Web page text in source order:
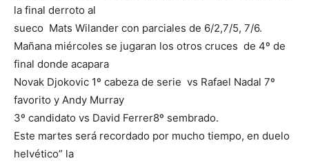
la final derroto al
sueco Mats Wilander con parciales de 6/2,7/5, 7/6.
Mañana miércoles se jugaran los otros cruces de 4º de
final donde acapara
Novak Djokovic 1º cabeza de serie vs Rafael Nadal 7º
favorito y Andy Murray
3º candidato vs David Ferrer8º sembrado.
Este martes será recordado por mucho tiempo, en duelo
helvético” la